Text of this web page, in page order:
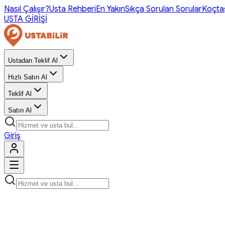
Nasıl Çalışır?Usta RehberiEn YakınSıkça Sorulan Sorular
USTA GİRİŞİ
Ustadan Teklif Al
Hızlı Satın Al
Teklif Al
Satın Al
Giriş